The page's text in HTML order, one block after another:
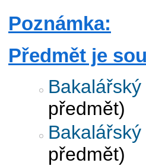
Poznámka:
Předmět je
předmět)
předmět)